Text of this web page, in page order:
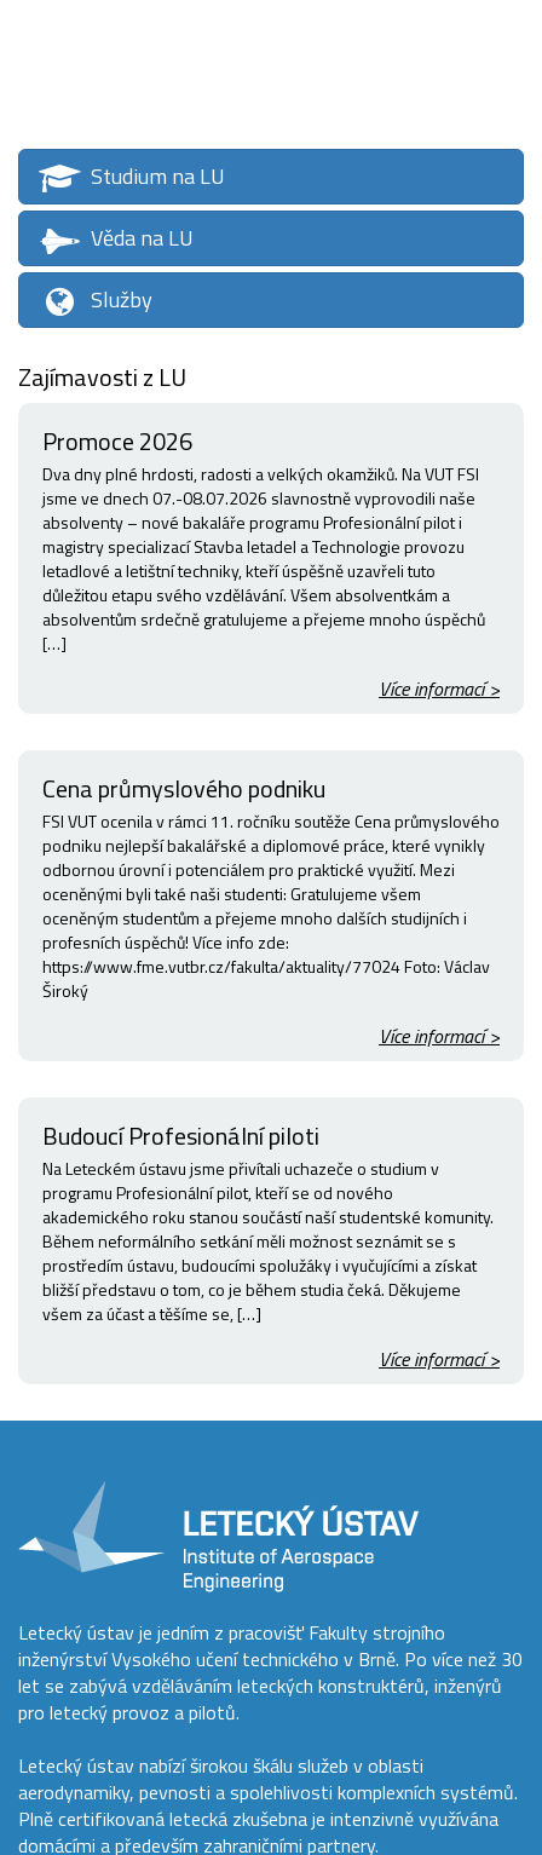
Studium na LU
Věda na LU
Služby
Zajímavosti z LU
Promoce 2026
Dva dny plné hrdosti, radosti a velkých okamžiků. Na VUT FSI
jsme ve dnech 07.-08.07.2026 slavnostně vyprovodili naše
absolventy – nové bakaláře programu Profesionální pilot i
magistry specializací Stavba letadel a Technologie provozu
letadlové a letištní techniky, kteří úspěšně uzavřeli tuto
důležitou etapu svého vzdělávání. Všem absolventkám a
absolventům srdečně gratulujeme a přejeme mnoho úspěchů
[…]
Více informací >
Cena průmyslového podniku
FSI VUT ocenila v rámci 11. ročníku soutěže Cena průmyslového
podniku nejlepší bakalářské a diplomové práce, které vynikly
odbornou úrovní i potenciálem pro praktické využití. Mezi
oceněnými byli také naši studenti: Gratulujeme všem
oceněným studentům a přejeme mnoho dalších studijních i
profesních úspěchů! Více info zde:
https://www.fme.vutbr.cz/fakulta/aktuality/77024 Foto: Václav
Široký
Více informací >
Budoucí Profesionální piloti
Na Leteckém ústavu jsme přivítali uchazeče o studium v
programu Profesionální pilot, kteří se od nového
akademického roku stanou součástí naší studentské komunity.
Během neformálního setkání měli možnost seznámit se s
prostředím ústavu, budoucími spolužáky i vyučujícími a získat
bližší představu o tom, co je během studia čeká. Děkujeme
všem za účast a těšíme se, […]
Více informací >
Letecký ústav je jedním z pracovišť Fakulty strojního
inženýrství Vysokého učení technického v Brně. Po více než 30
let se zabývá vzděláváním leteckých konstruktérů, inženýrů
pro letecký provoz a pilotů.
Letecký ústav nabízí širokou škálu služeb v oblasti
aerodynamiky, pevnosti a spolehlivosti komplexních systémů.
Plně certifikovaná letecká zkušebna je intenzivně využívána
domácími a především zahraničními partnery.